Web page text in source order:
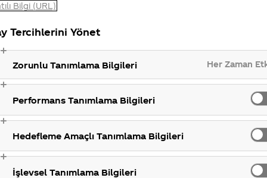
Merak Ettim sitemizi ziyaret ettiğiniz için teşekkür
Bilgi (URL)
Tercihlerini Yönet
Zorunlu Tanımlama Bilgileri Her Zaman
Performans Tanımlama Bilgileri
Hedefleme Amaçlı Tanımlama Bilgileri
İşlevsel Tanımlama Bilgileri